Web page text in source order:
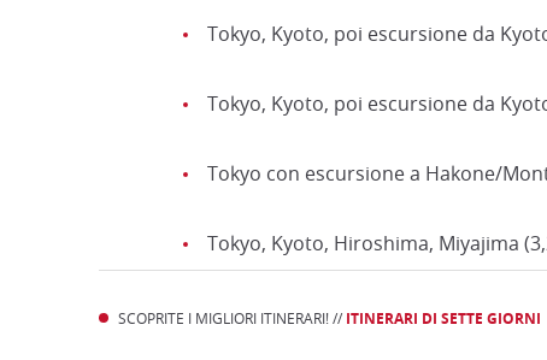
Tokyo, Kyoto, poi escursione da
Tokyo, Kyoto, poi escursione da
Tokyo con escursione a Hakone/
Tokyo, Kyoto, Hiroshima, Miyajima
SCOPRITE I MIGLIORI ITINERARI! // ITINERARI DI SETTE GIORNI